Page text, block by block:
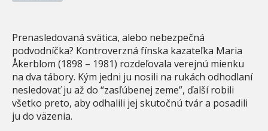
Prenasledovaná svätica, alebo nebezpečná
podvodníčka? Kontroverzná fínska kazateľka Maria
Åkerblom (1898 – 1981) rozdeľovala verejnú mienku
na dva tábory. Kým jedni ju nosili na rukách odhodlaní
nesledovať ju až do “zasľúbenej zeme”, ďalší robili
všetko preto, aby odhalili jej skutočnú tvár a posadili
ju do väzenia.